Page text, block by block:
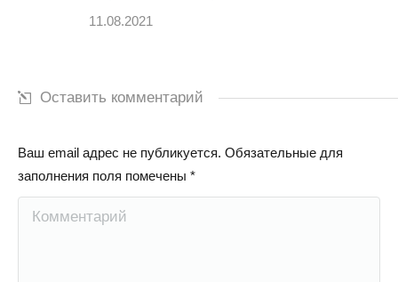
11.08.2021
Оставить комментарий
Ваш email адрес не публикуется. Обязательные для
заполнения поля помечены *
Комментарий